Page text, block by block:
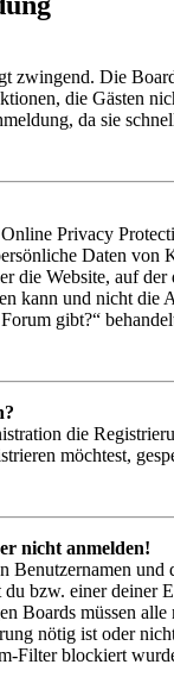
zwingend. Die
die Gästen
da sie
Privacy
Daten
die Website, auf
kann und nicht
gibt?“
die
möchtest,
nicht anmelden!
Benutzernamen
du bzw. einer
Boards müssen
nötig ist oder
Filter blockiert